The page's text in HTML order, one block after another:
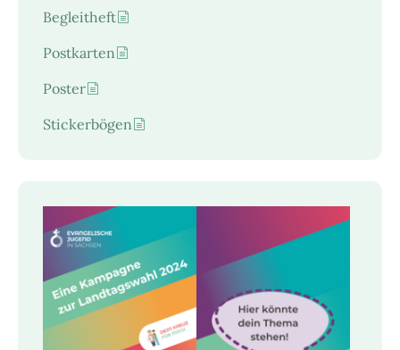
Begleitheft
Postkarten
Poster
Stickerbögen